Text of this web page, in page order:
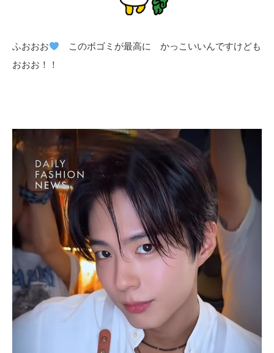
ふおおお
このボゴミが最高に かっこいいんですけども
おおお！！